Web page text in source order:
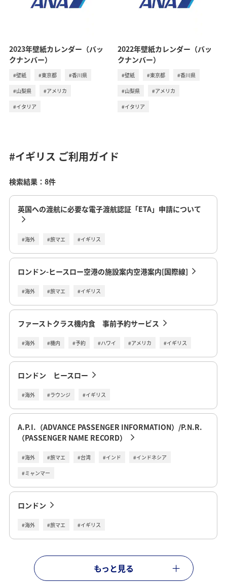
2023年壁紙カレンダー（バッ
クナンバー）
#壁紙 #東京都 #香川県
#山梨県 #アメリカ
#イタリア
2022年壁紙カレンダー（バッ
クナンバー）
#壁紙 #東京都 #香川県
#山梨県 #アメリカ
#イタリア
#イギリス ご利用ガイド
検索結果：8件
英国への渡航に必要な電子渡航認証「ETA」申請について
#海外 #旅マエ #イギリス
ロンドン-ヒースロー空港の施設案内空港案内[国際線]
#海外 #旅マエ #イギリス
ファーストクラス機内食 事前予約サービス
#海外 #機内 #予約 #ハワイ #アメリカ #イギリス
ロンドン ヒースロー
#海外 #ラウンジ #イギリス
A.P.I.（ADVANCE PASSENGER INFORMATION）/P.N.R.
（PASSENGER NAME RECORD）
#海外 #旅マエ #台湾 #インド #インドネシア
#ミャンマー
ロンドン
#海外 #旅マエ #イギリス
もっと見る